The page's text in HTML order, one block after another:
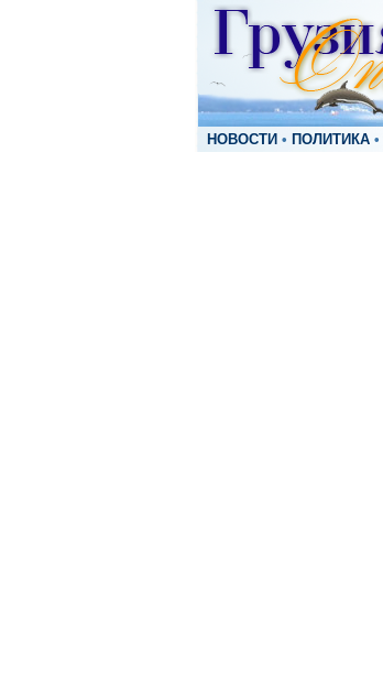
НОВОСТИ • ПОЛИТИКА •